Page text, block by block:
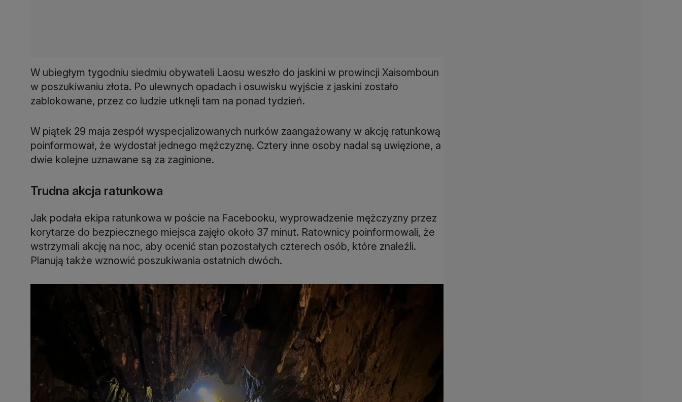
W ubiegłym tygodniu siedmiu obywateli Laosu weszło do jaskini w prowincji Xaisomboun
w poszukiwaniu złota. Po ulewnych opadach i osuwisku wyjście z jaskini zostało
zablokowane, przez co ludzie utknęli tam na ponad tydzień.
W piątek 29 maja zespół wyspecjalizowanych nurków zaangażowany w akcję ratunkową
poinformował, że wydostał jednego mężczyznę. Cztery inne osoby nadal są uwięzione, a
dwie kolejne uznawane są za zaginione.
Trudna akcja ratunkowa
Jak podała ekipa ratunkowa w poście na Facebooku, wyprowadzenie mężczyzny przez
korytarze do bezpiecznego miejsca zajęło około 37 minut. Ratownicy poinformowali, że
wstrzymali akcję na noc, aby ocenić stan pozostałych czterech osób, które znaleźli.
Planują także wznowić poszukiwania ostatnich dwóch.